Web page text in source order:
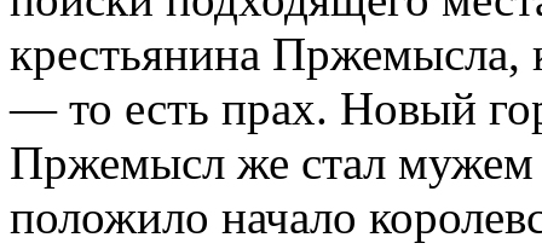
крестьянина Пржемысла,
— то есть прах. Новый
Пржемысл же стал
положило начало